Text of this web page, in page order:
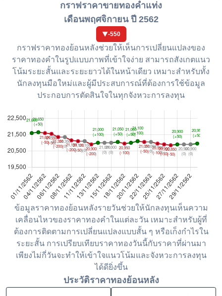
กราฟราคาขายทองคำแท่ง
เดือนพฤศจิกายน ปี 2562
-550
กราฟราคาทองย้อนหลังช่วยให้เห็นการเปลี่ยนแปลงของ
ราคาทองคำในรูปแบบภาพที่เข้าใจง่าย สามารถสังเกตแนว
โน้มระยะสั้นและระยะยาวได้ในหน้าเดียว เหมาะสำหรับทั้ง
นักลงทุนมือใหม่และผู้มีประสบการณ์ที่ต้องการใช้ข้อมูล
ประกอบการตัดสินใจในทุกจังหวะการลงทุน
ข้อมูลราคาทองย้อนหลังรายวันช่วยให้นักลงทุนเห็นความ
เคลื่อนไหวของราคาทองคำในแต่ละวัน เหมาะสำหรับผู้ที่
ต้องการติดตามการเปลี่ยนแปลงแบบสั้น ๆ หรือเก็งกำไรใน
ระยะสั้น การเปรียบเทียบราคาทองวันนี้กับราคาที่ผ่านมา
เพียงไม่กี่วันจะทำให้เข้าใจแนวโน้มและจังหวะการลงทุน
ได้ดียิ่งขึ้น
ประวัติราคาทองย้อนหลัง